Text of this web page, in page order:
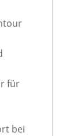
für
bei